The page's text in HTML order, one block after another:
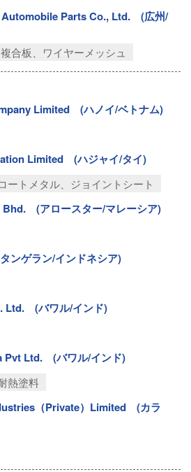
Parts Co., Ltd. (広州/
合板、ワイヤーメッシュ
Limited (ハノイ/ベトナム)
Limited (ハジャイ/タイ)
ートメタル、ジョイントシート
Bhd. (アロースター/マレーシア)
ンゲラン/インドネシア)
Ltd. (バワル/インド)
Pvt Ltd. (バワル/インド)
熱塗料
（Private）Limited (カラ